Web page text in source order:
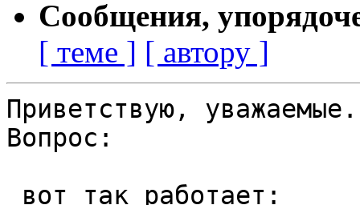
Сообщения,
[ теме ] [ автору ]
Приветствую, уважаемые.
Вопрос: